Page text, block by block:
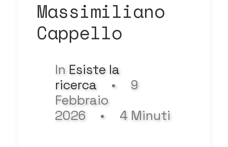
Massimiliano
Cappello
In Esiste la
ricerca
•
9
Febbraio
2026
• 4 Minuti